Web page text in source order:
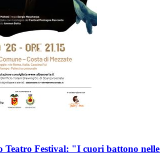
Teatro Festival: "I cuori battono